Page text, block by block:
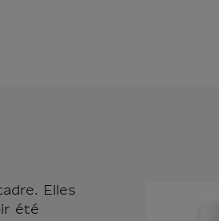
Elles
été